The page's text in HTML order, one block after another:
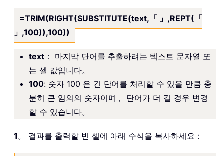
=TRIM(RIGHT(SUBSTITUTE(text,「 」,REPT(「
」,100)),100))
text ： 마지막 단어를 추출하려는 텍스트 문자열 또
는 셀 값입니다。
100: 숫자 100 은 긴 단어를 처리할 수 있을 만큼 충
분히 큰 임의의 숫자이며， 단어가 더 길 경우 변경
할 수 있습니다。
1 。 결과를 출력할 빈 셀에 아래 수식을 복사하세요：